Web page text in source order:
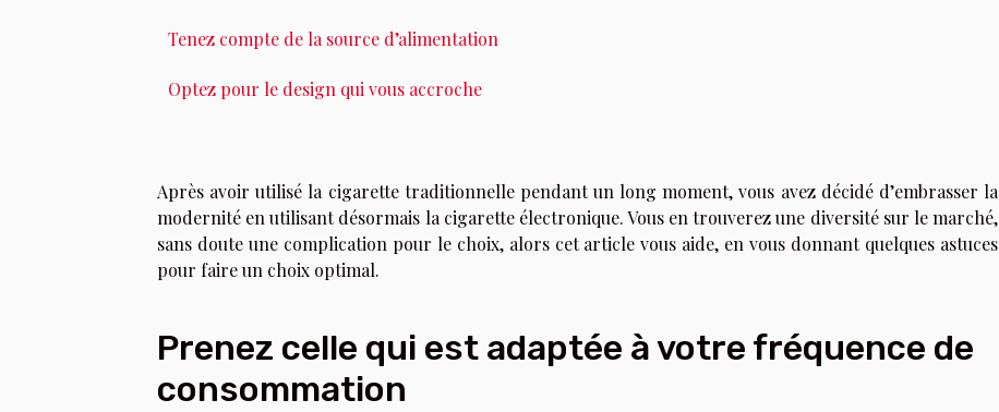
Tenez compte de la source d’alimentation
Optez pour le design qui vous accroche
Après avoir utilisé la cigarette traditionnelle pendant un long moment, vous avez décidé d’embrasser la
modernité en utilisant désormais la cigarette électronique. Vous en trouverez une diversité sur le marché,
sans doute une complication pour le choix, alors cet article vous aide, en vous donnant quelques astuces
pour faire un choix optimal.
Prenez celle qui est adaptée à votre fréquence de
consommation